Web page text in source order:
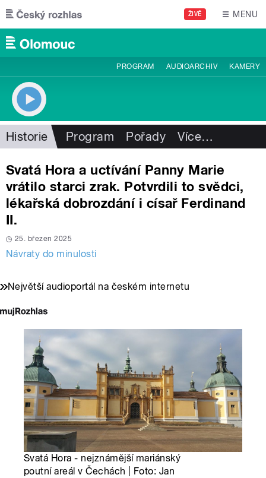
Přejít k hlavnímu obsahu
ŽIVĚ MENU
PROGRAM AUDIOARCHIV KAMERY
Historie Program Pořady Více…
Svatá Hora a uctívání Panny Marie
vrátilo starci zrak. Potvrdili to svědci,
lékařská dobrozdání i císař Ferdinand
II.
25. březen 2025
Návraty do minulosti
Největší audioportál na českém internetu
Svatá Hora - nejznámější mariánský
poutní areál v Čechách | Foto: Jan